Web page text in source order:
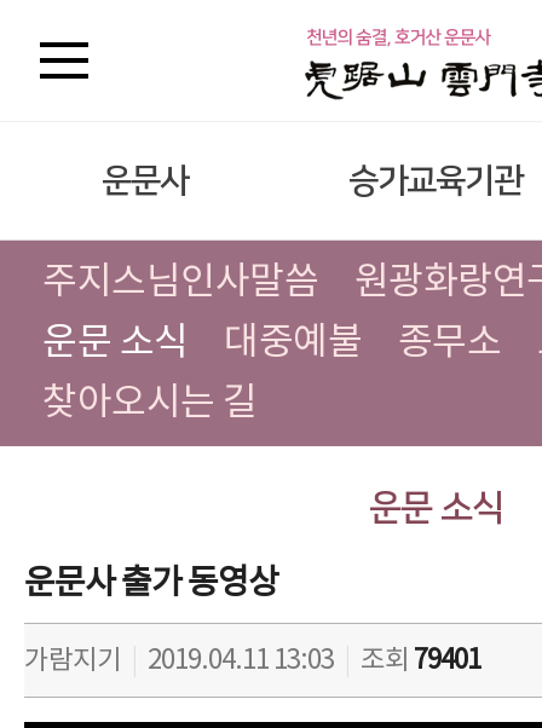
운문사 승가교육기관
주지스님인사말씀
원광화랑연
운문 소식
대중예불 종무소
찾아오시는 길
운문 소식
운문사 출가 동영상
가람지기 2019.04.11 13:03 조회 79401